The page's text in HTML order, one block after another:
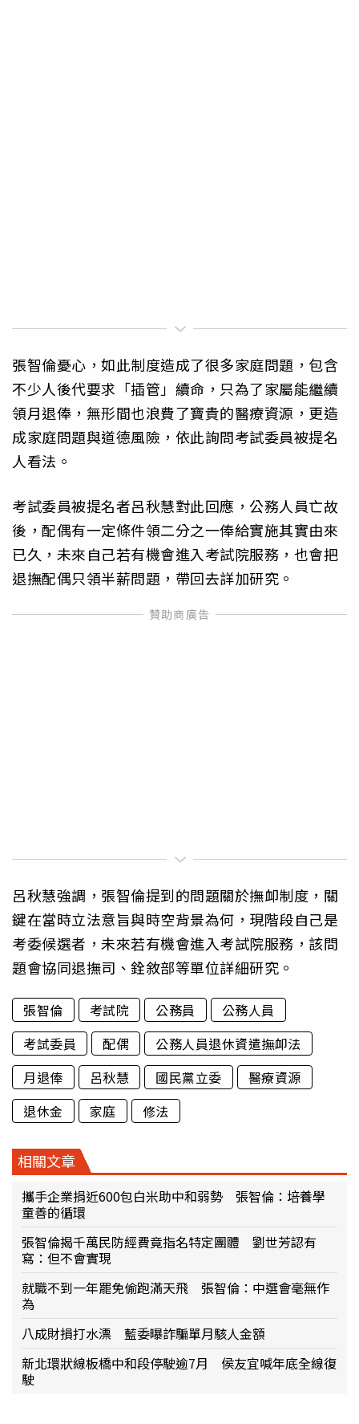
張智倫憂心，如此制度造成了很多家庭問題，包含
不少人後代要求「插管」續命，只為了家屬能繼續
領月退俸，無形間也浪費了寶貴的醫療資源，更造
成家庭問題與道德風險，依此詢問考試委員被提名
人看法。
考試委員被提名者呂秋慧對此回應，公務人員亡故
後，配偶有一定條件領二分之一俸給實施其實由來
已久，未來自己若有機會進入考試院服務，也會把
退撫配偶只領半薪問題，帶回去詳加研究。
呂秋慧強調，張智倫提到的問題關於撫卹制度，關
鍵在當時立法意旨與時空背景為何，現階段自己是
考委候選者，未來若有機會進入考試院服務，該問
題會協同退撫司、銓敘部等單位詳細研究。
張智倫 考試院 公務員
公務人員
考試委員
配偶
公務人員退休資遣撫卹法
月退俸
呂秋慧 國民黨立委
醫療資源
退休金
家庭 修法
相關文章
攜手企業捐近600包白米助中和弱勢 張智倫：培養學
童善的循環
張智倫揭千萬民防經費竟指名特定團體 劉世芳認有
寫：但不會實現
就職不到一年罷免偷跑滿天飛 張智倫：中選會毫無作
為
八成財損打水漂 藍委曝詐騙單月駭人金額
新北環狀線板橋中和段停駛逾7月 侯友宜喊年底全線復
駛